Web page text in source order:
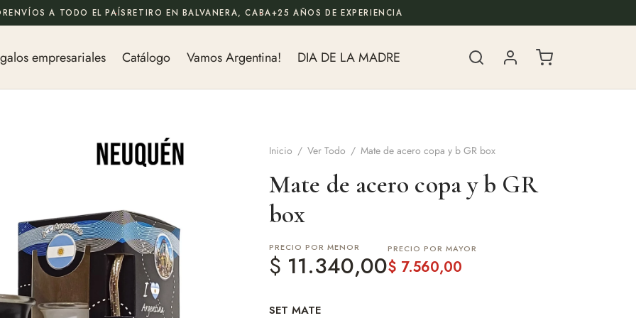
empresariales Catálogo Vamos Argentina! DIA DE LA MADRE
Inicio / Ver Todo / Mate de acero copa y b GR box
Mate de acero copa y b GR
box
PRECIO POR MENOR
$ 11.340,00
PRECIO POR MAYOR
$ 7.560,00
SET MATE
ENVÍOS A TODO EL PAÍSRETIRO EN BALVANERA, CABA+25 AÑOS DE EXPERIENCIA